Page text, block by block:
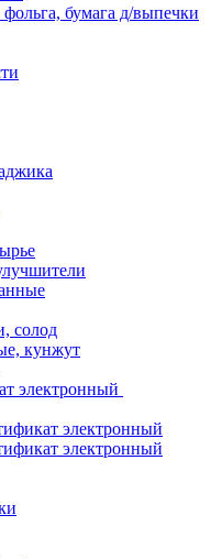
бумага д/выпечки
солод
кунжут
электронный
электронный
электронный